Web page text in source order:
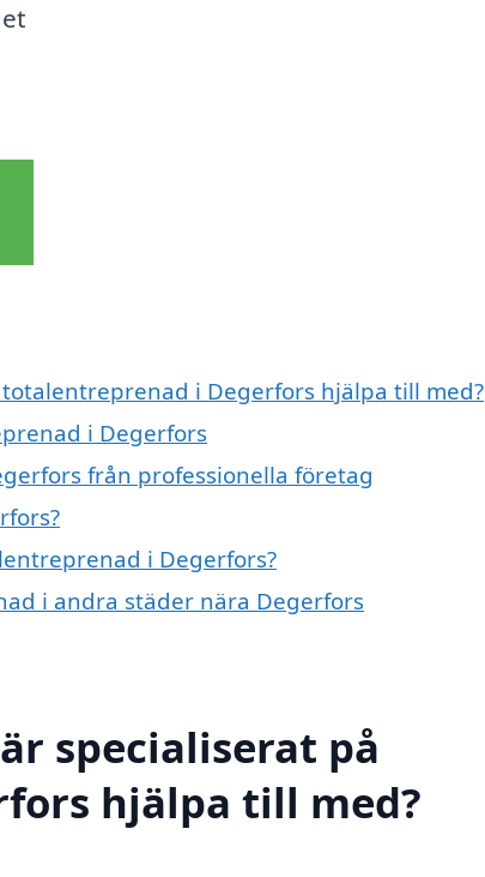
i Degerfors hjälpa till med?
i Degerfors
från professionella företag
i Degerfors?
i andra städer nära Degerfors
specialiserat på
hjälpa till med?